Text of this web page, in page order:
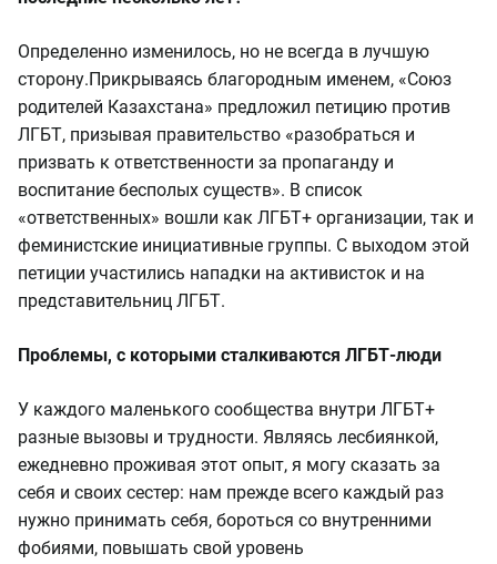
Определенно изменилось, но не всегда в лучшую
сторону.Прикрываясь благородным именем, «Союз
родителей Казахстана» предложил петицию против
ЛГБТ, призывая правительство «разобраться и
призвать к ответственности за пропаганду и
воспитание бесполых существ». В список
«ответственных» вошли как ЛГБТ+ организации, так и
феминистские инициативные группы. С выходом этой
петиции участились нападки на активисток и на
представительниц ЛГБТ.
Проблемы, с которыми сталкиваются ЛГБТ-люди
У каждого маленького сообщества внутри ЛГБТ+
разные вызовы и трудности. Являясь лесбиянкой,
ежедневно проживая этот опыт, я могу сказать за
себя и своих сестер: нам прежде всего каждый раз
нужно принимать себя, бороться со внутренними
фобиями, повышать свой уровень